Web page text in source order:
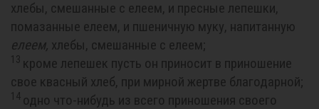
хлебы, смешанные с елеем, и пресные лепешки,
помазанные елеем, и пшеничную муку, напитанную
елеем, хлебы, смешанные с елеем;
13 кроме лепешек пусть он приносит в приношение
свое квасный хлеб, при мирной жертве благодарной;
14 одно что-нибудь из всего приношения своего